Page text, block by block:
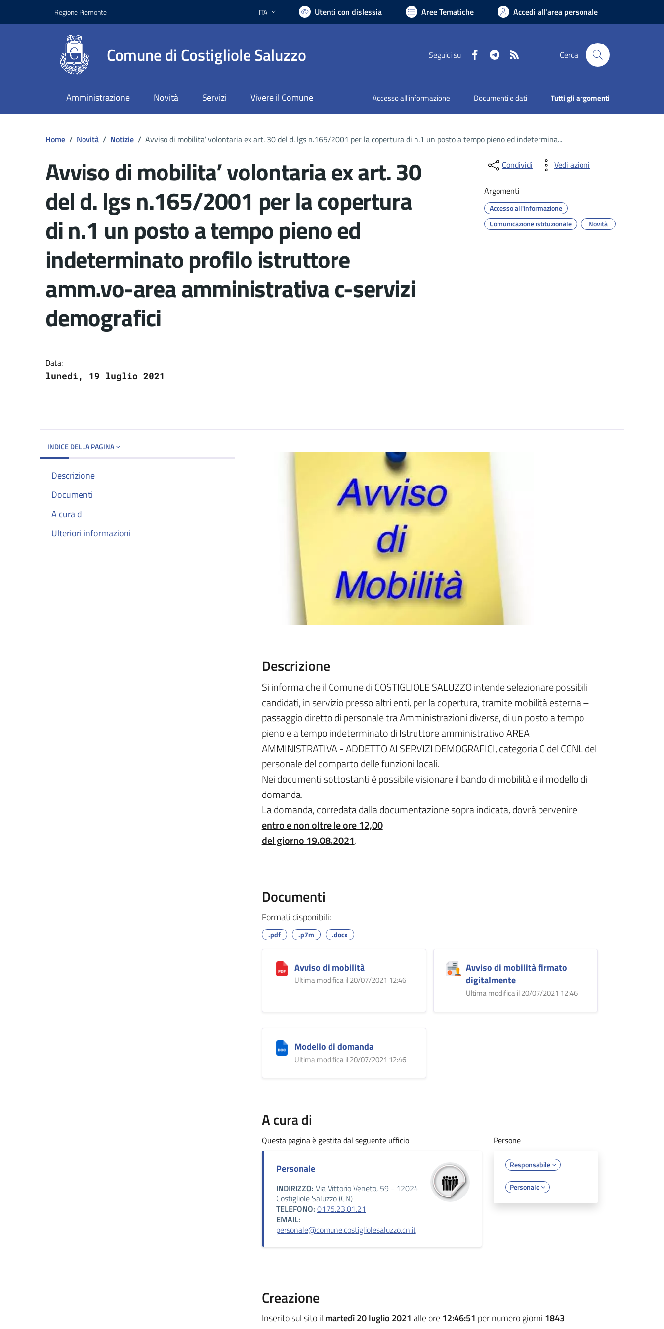
Regione Piemonte Lingua attiva:
ITA Utenti con dislessia Aree Tematiche Accedi all'area personale
Comune di Costigliole Saluzzo Seguici su FacebookTelegram Cerca
Amministrazione Novità Servizi Vivere il Comune Accesso all'informazione Documenti e dati Tutti gli argomenti
Home / Novità / Notizie / Avviso di mobilita’ volontaria ex art. 30 del d. lgs n.165/2001 per la copertura di n.1 un posto a tempo pieno ed indetermina...
Avviso di mobilita’ volontaria ex art. 30
del d. lgs n.165/2001 per la copertura
di n.1 un posto a tempo pieno ed
indeterminato profilo istruttore
amm.vo-area amministrativa c-servizi
demografici
Data:
lunedì, 19 luglio 2021
Condividi Vedi azioni
Argomenti
Accesso all'informazione
Comunicazione istituzionale
Novità
INDICE DELLA PAGINA
Descrizione
Documenti
A cura di
Ulteriori informazioni
Descrizione
Si informa che il Comune di COSTIGLIOLE SALUZZO intende selezionare possibili
candidati, in servizio presso altri enti, per la copertura, tramite mobilità esterna –
passaggio diretto di personale tra Amministrazioni diverse, di un posto a tempo
pieno e a tempo indeterminato di Istruttore amministrativo AREA
AMMINISTRATIVA - ADDETTO AI SERVIZI DEMOGRAFICI, categoria C del CCNL del
personale del comparto delle funzioni locali.
Nei documenti sottostanti è possibile visionare il bando di mobilità e il modello di
domanda.
La domanda, corredata dalla documentazione sopra indicata, dovrà pervenire
entro e non oltre le ore 12,00
del giorno 19.08.2021.
Documenti
Formati disponibili:
.pdf .p7m .docx
Avviso di mobilità
Ultima modifica il 20/07/2021 12:46
Avviso di mobilità firmato
digitalmente
Ultima modifica il 20/07/2021 12:46
Modello di domanda
Ultima modifica il 20/07/2021 12:46
A cura di
Questa pagina è gestita dal seguente ufficio
Personale
INDIRIZZO: Via Vittorio Veneto, 59 - 12024
Costigliole Saluzzo (CN)
TELEFONO: 0175.23.01.21
EMAIL:
personale@comune.costigliolesaluzzo.cn.it
Persone
Responsabile
Personale
Creazione
Inserito sul sito il martedì 20 luglio 2021 alle ore12:46:51 per numero giorni 1843